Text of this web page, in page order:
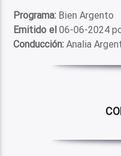
Programa: Bien Argento
Emitido el 06-06-2024
Conducción: Analia